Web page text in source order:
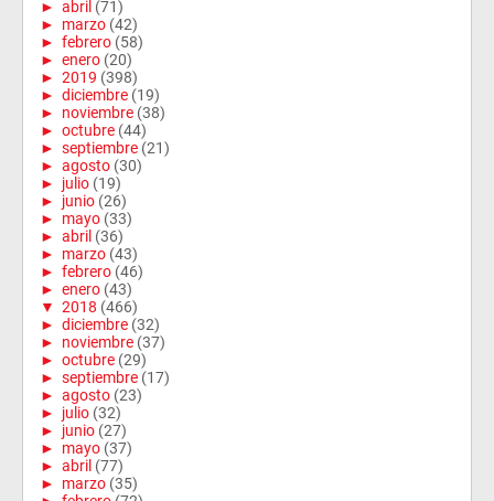
► abril (71)
► marzo (42)
► febrero (58)
► enero (20)
► 2019 (398)
► diciembre (19)
► noviembre (38)
► octubre (44)
► septiembre (21)
► agosto (30)
► julio (19)
► junio (26)
► mayo (33)
► abril (36)
► marzo (43)
► febrero (46)
► enero (43)
▼ 2018 (466)
► diciembre (32)
► noviembre (37)
► octubre (29)
► septiembre (17)
► agosto (23)
► julio (32)
► junio (27)
► mayo (37)
► abril (77)
► marzo (35)